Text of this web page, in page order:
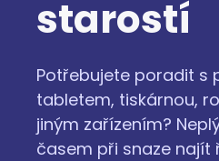
starostí
Potřebujete poradit s
tabletem, tiskárnou,
jiným zařízením?
časem při snaze najít